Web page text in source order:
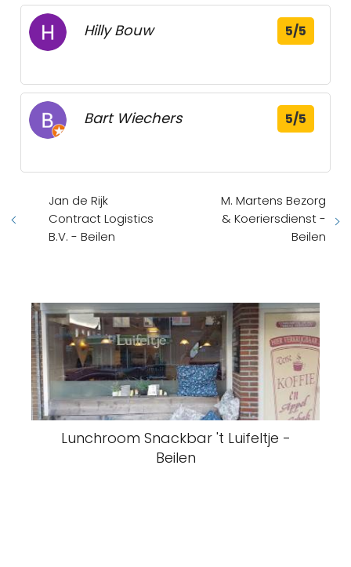
Hilly Bouw 5/5
Bart Wiechers 5/5
Jan de Rijk
Contract Logistics
B.V. - Beilen
M. Martens Bezorg
& Koeriersdienst -
Beilen
Lunchroom Snackbar 't Luifeltje -
Beilen